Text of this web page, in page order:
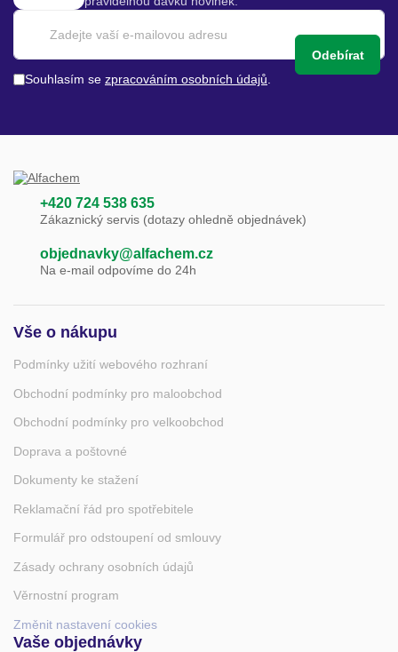
Odebírat
Souhlasím se zpracováním osobních údajů
+420 724 538 635
Zákaznický servis (dotazy ohledně objednávek)
objednavky@alfachem.cz
Na e-mail odpovíme do 24h
Vše o nákupu
Podmínky užití webového rozhraní
Obchodní podmínky pro maloobchod
Obchodní podmínky pro velkoobchod
Doprava a poštovné
Dokumenty ke stažení
Reklamační řád pro spotřebitele
Formulář pro odstoupení od smlouvy
Zásady ochrany osobních údajů
Věrnostní program
Změnit nastavení cookies
Vaše objednávky